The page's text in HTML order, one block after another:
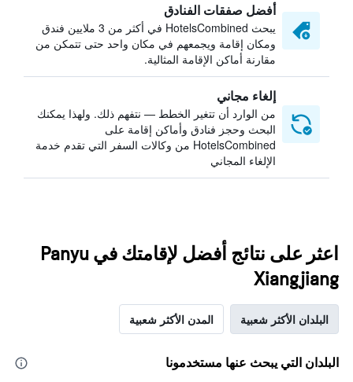
أفضل صفقات الفنادق
يبحث HotelsCombined في أكثر من 3 ملايين فندق
ومكان إقامة ويجمعهم في مكان واحد حتى تتمكن من
مقارنة أماكن الإقامة المثالية.
إلغاء مجاني
من الوارد أن تتغير الخطط — نتفهم ذلك. ولهذا يمكنك
البحث وحجز فنادق وأماكن إقامة على
HotelsCombined من وكالات السفر التي تقدم خدمة
الإلغاء المجاني
اعثر على نتائج أفضل لإقامتك في Panyu
Xiangjiang
البلدان الأكثر شعبية المدن الأكثر شعبية
البلدان التي يبحث عنها مستخدمونا